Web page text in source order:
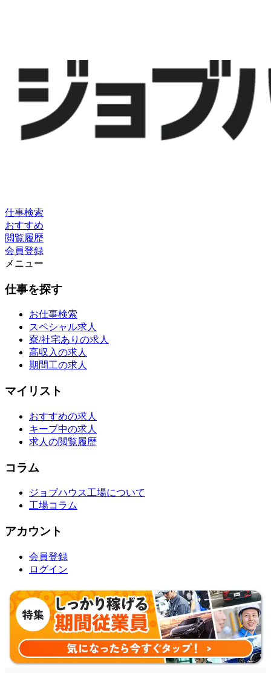
仕事検索
おすすめ
閲覧履歴
会員登録
メニュー
仕事を探す
お仕事検索
スペシャル求人
寮/社宅ありの求人
高収入の求人
期間工の求人
マイリスト
おすすめの求人
キープ中の求人
求人の閲覧履歴
コラム
ジョブハウス工場について
工場コラム
アカウント
会員登録
ログイン